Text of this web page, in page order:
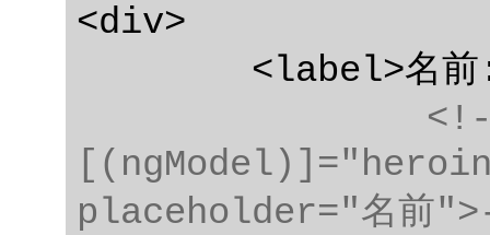
<div>
placeholder="名前